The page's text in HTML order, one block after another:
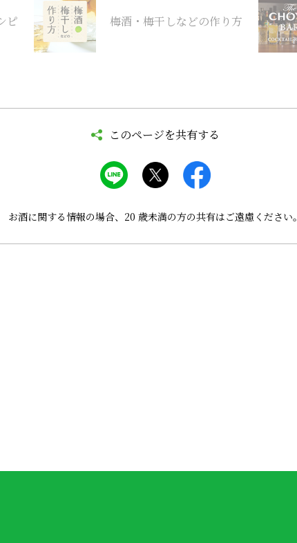
ピ 梅酒・梅干しなどの作り方
このページを共有する
お酒に関する情報の場合、 20 歳未満の方の共有はご遠慮ください。